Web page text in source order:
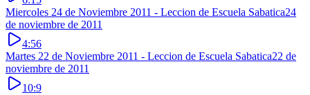
Miercoles 24 de Noviembre 2011 - Leccion de Escuela Sabatica24
de noviembre de 2011
4:56
Martes 22 de Noviembre 2011 - Leccion de Escuela Sabatica22 de
noviembre de 2011
10:9